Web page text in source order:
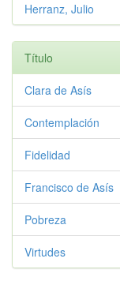
Herranz, Julio
Título
Clara de Asís
Contemplación
Fidelidad
Francisco de Asís
Pobreza
Virtudes